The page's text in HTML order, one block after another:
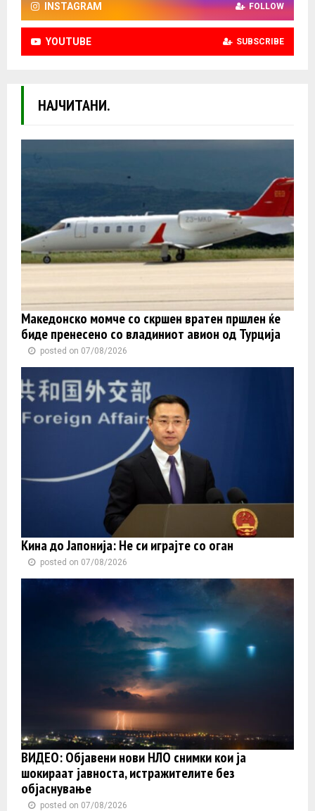
INSTAGRAM FOLLOW
YOUTUBE SUBSCRIBE
НАЈЧИТАНИ.
Македонско момче со скршен вратен пршлен ќе
биде пренесено со владиниот авион од Турција
posted on 07/08/2026
Кина до Јапонија: Не си играјте со оган
posted on 07/08/2026
ВИДЕО: Објавени нови НЛО снимки кои ја
шокираат јавноста, истражителите без
објаснување
posted on 07/08/2026